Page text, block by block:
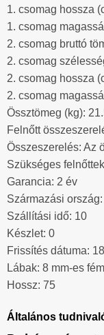
1. csomag hossza
1. csomag
2. csomag bruttó
2. csomag
2. csomag hossza
2. csomag
Össztömeg (kg):
Felnőtt
Összeszerelés: Az
Szükséges
Garancia: 2 év
Származási
Szállítási idő: 10
Készlet: 0
Frissítés dátuma:
Lábak: 8 mm-es
Hossz: 75
Általános